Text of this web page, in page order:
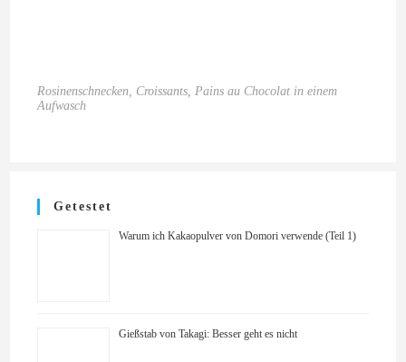
Rosinenschnecken, Croissants, Pains au Chocolat in einem
Aufwasch
Getestet
Warum ich Kakaopulver von Domori verwende (Teil 1)
Gießstab von Takagi: Besser geht es nicht